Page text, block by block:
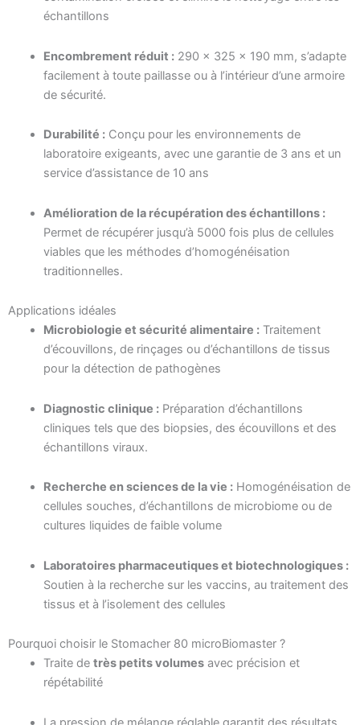
échantillons
Encombrement réduit :290 × 325 × 190 mm, s’adapte
facilement à toute paillasse ou à l’intérieur d’une armoire
de sécurité.
Durabilité :Conçu pour les environnements de
laboratoire exigeants, avec une garantie de 3 ans et un
service d’assistance de 10 ans
Amélioration de la récupération des échantillons :
Permet de récupérer jusqu’à 5000 fois plus de cellules
viables que les méthodes d’homogénéisation
traditionnelles.
Applications idéales
Microbiologie et sécurité alimentaire :Traitement
d’écouvillons, de rinçages ou d’échantillons de tissus
pour la détection de pathogènes
Diagnostic clinique :Préparation d’échantillons
cliniques tels que des biopsies, des écouvillons et des
échantillons viraux.
Recherche en sciences de la vie :Homogénéisation de
cellules souches, d’échantillons de microbiome ou de
cultures liquides de faible volume
Laboratoires pharmaceutiques et biotechnologiques :
Soutien à la recherche sur les vaccins, au traitement des
tissus et à l’isolement des cellules
Pourquoi choisir le Stomacher 80 microBiomaster ?
Traite de très petits volumesavec précision et
répétabilité